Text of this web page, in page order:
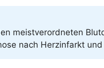
meistverordneten
nach Herzinfarkt